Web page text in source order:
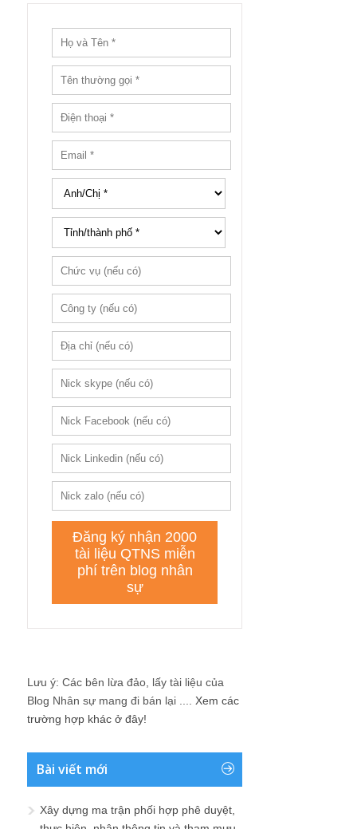
Lưu ý: Các bên lừa đảo, lấy tài liệu của
Blog Nhân sự mang đi bán lại .... Xem các
trường hợp khác ở đây!
Bài viết mới
Xây dựng ma trận phối hợp phê duyệt,